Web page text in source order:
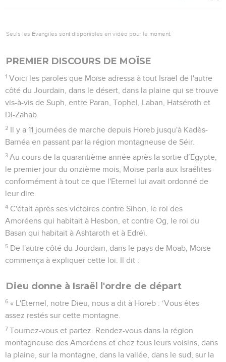
Seuls les Évangiles sont disponibles en vidéo pour le moment.
PREMIER DISCOURS DE MOÏSE
1 Voici les paroles que Moïse adressa à tout Israël de l'autre
côté du Jourdain, dans le désert, dans la plaine qui se trouve
vis-à-vis de Suph, entre Paran, Tophel, Laban, Hatséroth et
Di-Zahab.
2 Il y a 11 journées de marche depuis Horeb jusqu'à Kadès-
Barnéa en passant par la région montagneuse de Séir.
3 Au cours de la quarantième année après la sortie d’Egypte,
le premier jour du onzième mois, Moïse parla aux Israélites
conformément à tout ce que l'Eternel lui avait ordonné de
leur dire.
4 C'était après ses victoires contre Sihon, le roi des
Amoréens qui habitait à Hesbon, et contre Og, le roi du
Basan qui habitait à Ashtaroth et à Edréï.
5 De l'autre côté du Jourdain, dans le pays de Moab, Moïse
commença à expliquer cette loi. Il dit :
Dieu donne à Israël l'ordre de départ
6 « L'Eternel, notre Dieu, nous a dit à Horeb : ‘Vous êtes
assez restés sur cette montagne.
7 Tournez-vous et partez. Rendez-vous dans la région
montagneuse des Amoréens et chez tous leurs voisins, dans
la plaine, sur la montagne, dans la vallée, dans le sud, sur la